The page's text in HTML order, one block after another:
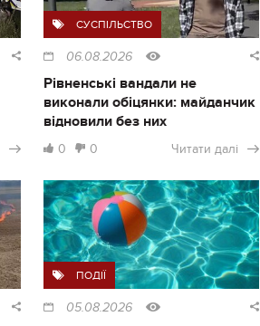
СУСПІЛЬСТВО
06.08.2026
Рівненські вандали не
виконали обіцянки: майданчик
відновили без них
0 0 Читати далі
ПОДІЇ
05.08.2026